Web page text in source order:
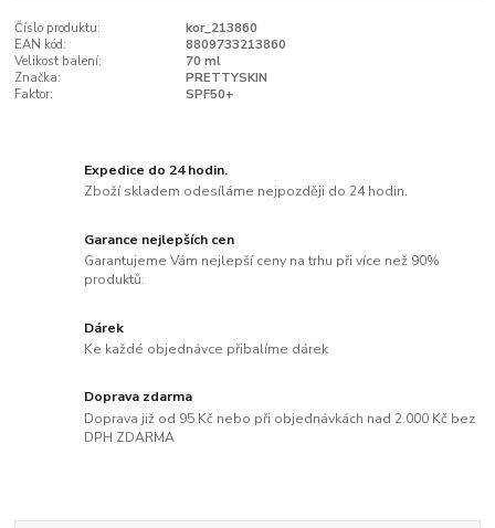
Číslo produktu:
kor_213860
EAN kód:
8809733213860
Velikost balení:
70 ml
Značka:
PRETTYSKIN
Faktor:
SPF50+
Expedice do 24 hodin.
Zboží skladem odesíláme nejpozději do 24 hodin.
Garance nejlepších cen
Garantujeme Vám nejlepší ceny na trhu při více než 90%
produktů.
Dárek
Ke každé objednávce přibalíme dárek
Doprava zdarma
Doprava již od 95 Kč nebo při objednávkách nad 2.000 Kč bez
DPH ZDARMA